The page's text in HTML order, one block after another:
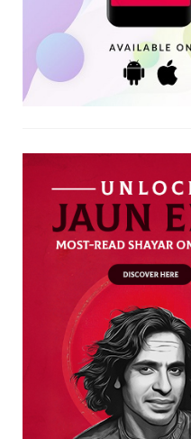
मुजाविर हुसैन